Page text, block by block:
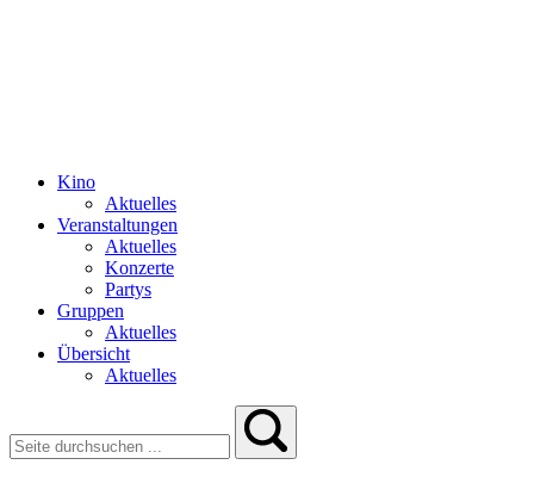
Kino
Aktuelles
Veranstaltungen
Aktuelles
Konzerte
Partys
Gruppen
Aktuelles
Übersicht
Aktuelles